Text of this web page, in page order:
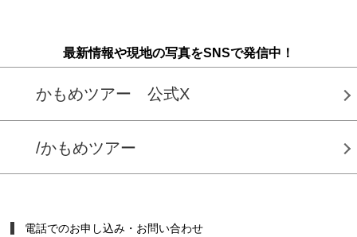
最新情報や現地の写真をSNSで発信中！
かもめツアー 公式X
/かもめツアー
電話でのお申し込み・お問い合わせ